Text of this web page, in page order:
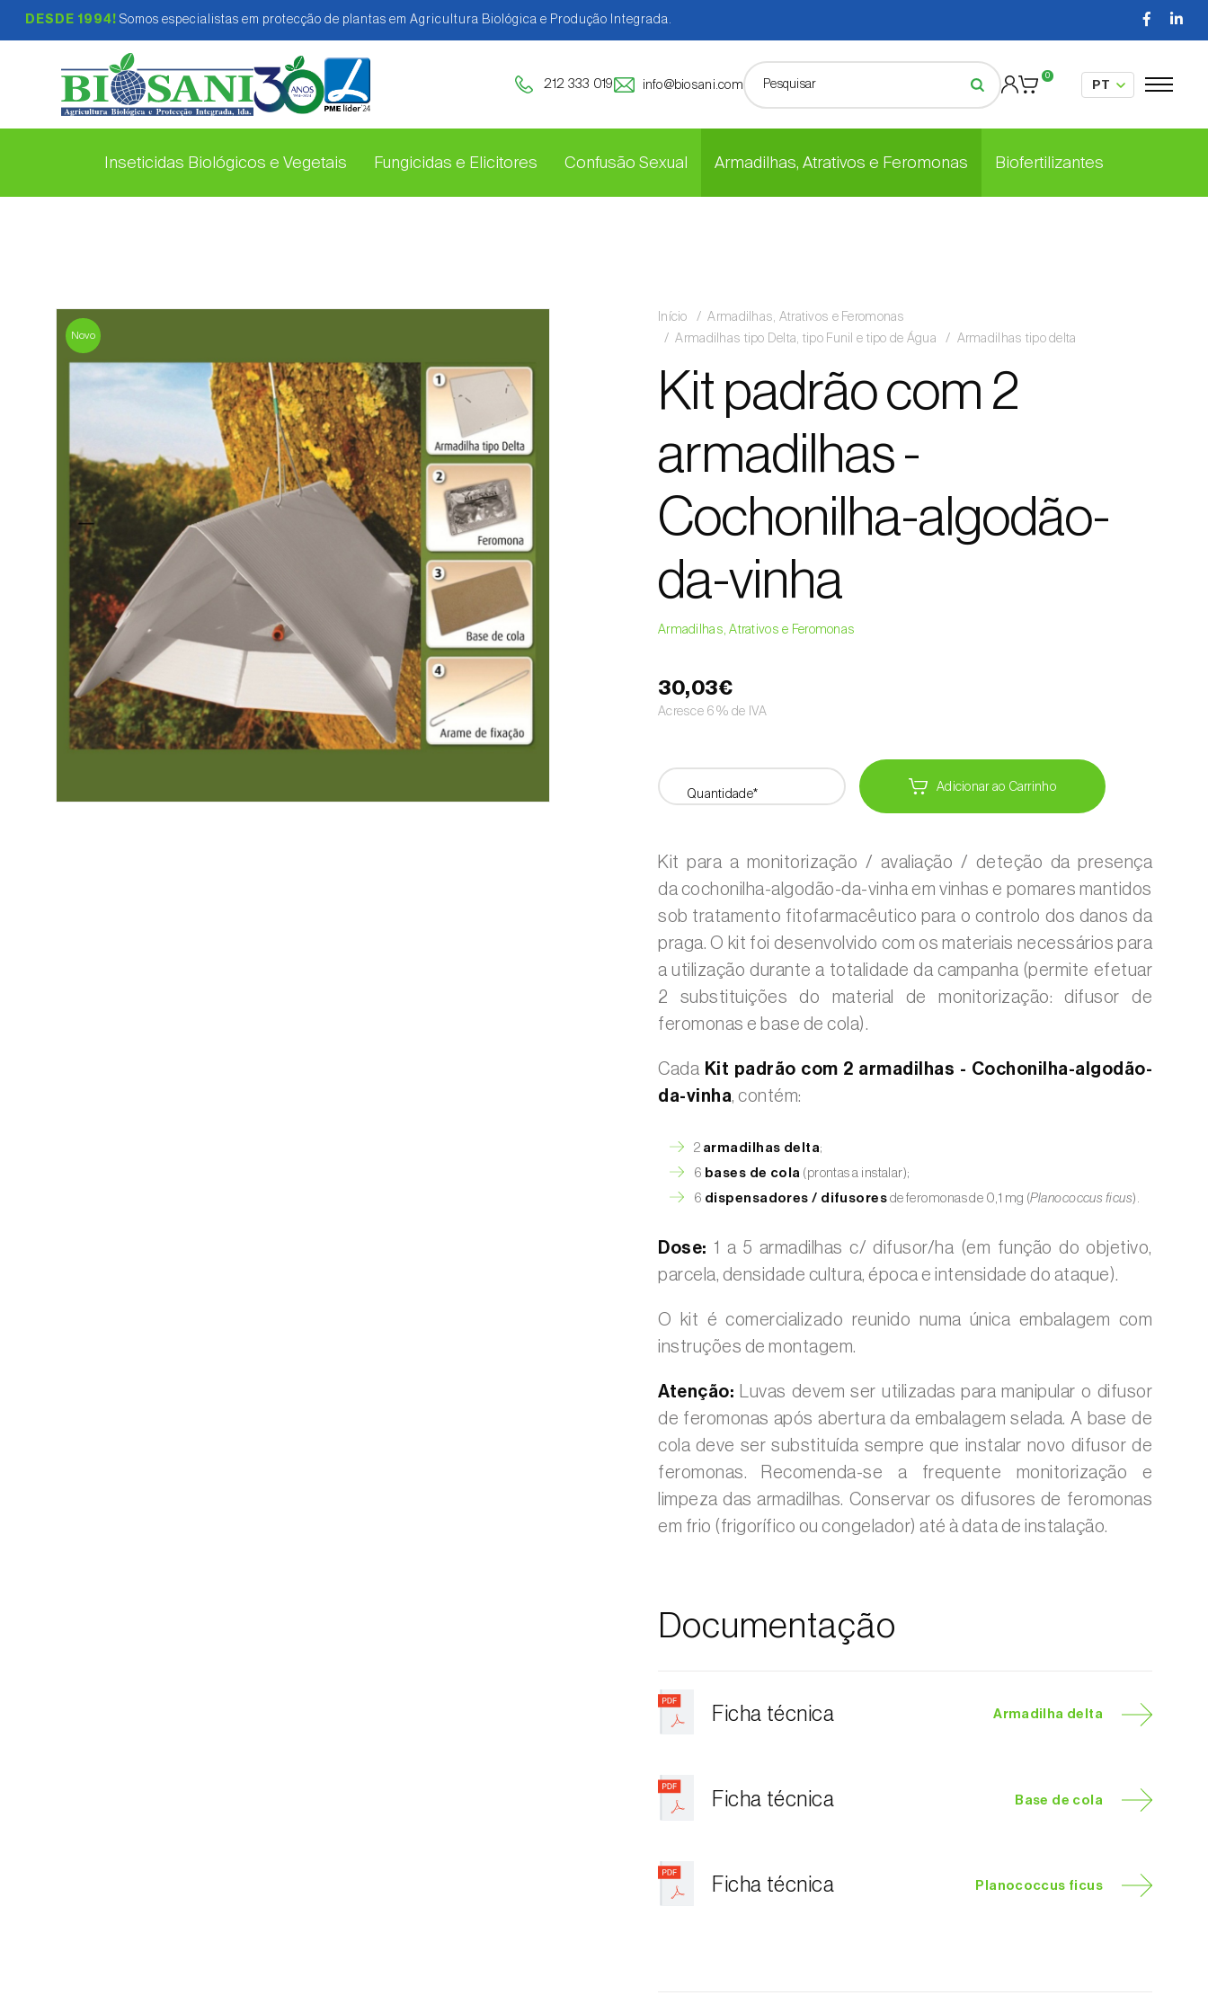
DESDE 1994! Somos especialistas em protecção de plantas em Agricultura Biológica e Produção Integrada.
212 333 019 info@biosani.com
0
Inseticidas Biológicos e Vegetais Fungicidas e Elicitores Confusão Sexual Armadilhas, Atrativos e Feromonas Biofertilizantes
Novo
Início
Armadilhas, Atrativos e Feromonas
Armadilhas tipo Delta, tipo Funil e tipo de Água
Armadilhas tipo delta
Kit padrão com 2
armadilhas -
Cochonilha-algodão-
da-vinha
Armadilhas, Atrativos e Feromonas
30,03€
Acresce 6% de IVA
Quantidade* Adicionar ao Carrinho
Kit para a monitorização / avaliação / deteção da presença
da cochonilha-algodão-da-vinha em vinhas e pomares mantidos
sob tratamento fitofarmacêutico para o controlo dos danos da
praga. O kit foi desenvolvido com os materiais necessários para
a utilização durante a totalidade da campanha (permite efetuar
2 substituições do material de monitorização: difusor de
feromonas e base de cola).
Cada Kit padrão com 2 armadilhas - Cochonilha-algodão-
da-vinha, contém:
2 armadilhas delta;
6 bases de cola (prontas a instalar);
6 dispensadores / difusores de feromonas de 0,1 mg (Planococcus ficus).
Dose: 1 a 5 armadilhas c/ difusor/ha (em função do objetivo,
parcela, densidade cultura, época e intensidade do ataque).
O kit é comercializado reunido numa única embalagem com
instruções de montagem.
Atenção: Luvas devem ser utilizadas para manipular o difusor
de feromonas após abertura da embalagem selada. A base de
cola deve ser substituída sempre que instalar novo difusor de
feromonas. Recomenda-se a frequente monitorização e
limpeza das armadilhas. Conservar os difusores de feromonas
em frio (frigorífico ou congelador) até à data de instalação.
Documentação
Ficha técnica Armadilha delta
Ficha técnica Base de cola
Ficha técnica Planococcus ficus